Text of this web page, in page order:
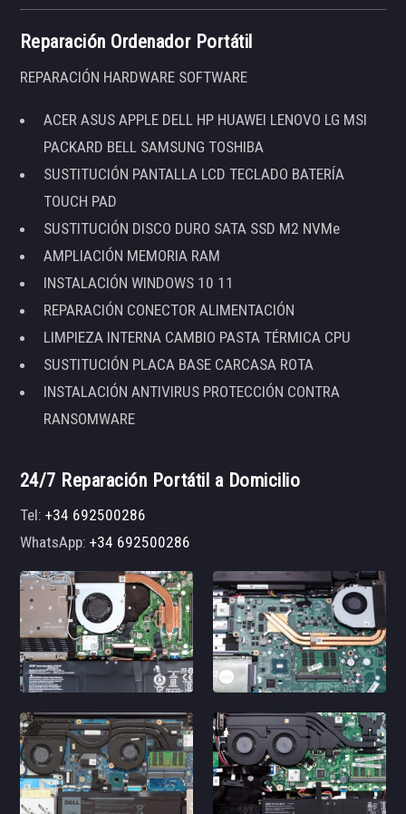
Reparación Ordenador Portátil
REPARACIÓN HARDWARE SOFTWARE
ACER ASUS APPLE DELL HP HUAWEI LENOVO LG MSI
PACKARD BELL SAMSUNG TOSHIBA
SUSTITUCIÓN PANTALLA LCD TECLADO BATERÍA
TOUCH PAD
SUSTITUCIÓN DISCO DURO SATA SSD M2 NVMe
AMPLIACIÓN MEMORIA RAM
INSTALACIÓN WINDOWS 10 11
REPARACIÓN CONECTOR ALIMENTACIÓN
LIMPIEZA INTERNA CAMBIO PASTA TÉRMICA CPU
SUSTITUCIÓN PLACA BASE CARCASA ROTA
INSTALACIÓN ANTIVIRUS PROTECCIÓN CONTRA
RANSOMWARE
24/7 Reparación Portátil a Domicilio
Tel:+34 692500286
WhatsApp:+34 692500286